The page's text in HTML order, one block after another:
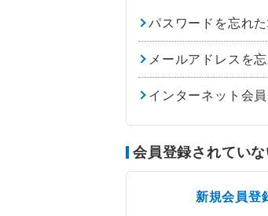
パスワードを忘れ
メールアドレスを
インターネット会
会員登録されてい
新規会員登